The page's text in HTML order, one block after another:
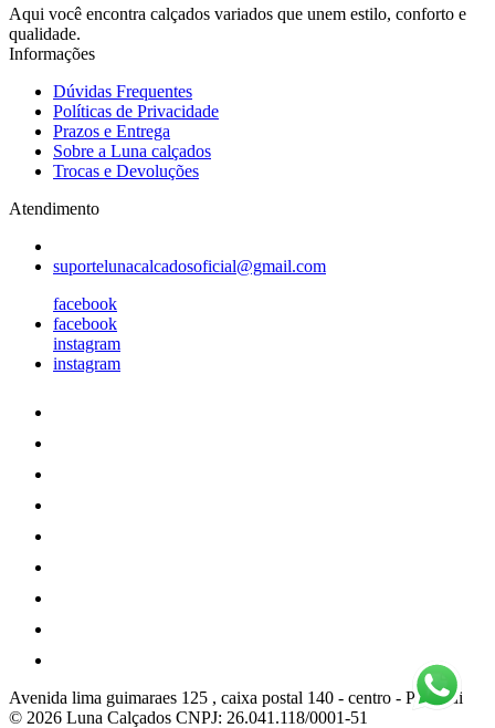
Aqui você encontra calçados variados que unem estilo, conforto e
qualidade.
Informações
Dúvidas Frequentes
Políticas de Privacidade
Prazos e Entrega
Sobre a Luna calçados
Trocas e Devoluções
Atendimento
suportelunacalcadosoficial@gmail.com
facebook
facebook
instagram
instagram
Avenida lima guimaraes 125 , caixa postal 140 - centro - Pitangui
© 2026 Luna Calçados CNPJ: 26.041.118/0001-51